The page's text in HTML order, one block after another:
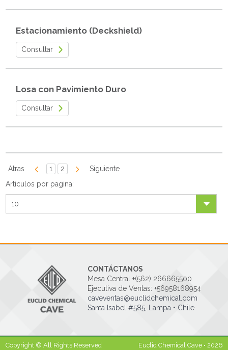
Estacionamiento (Deckshield)
Consultar
Losa con Pavimiento Duro
Consultar
Atras 1 2
Siguiente
Articulos por pagina:
10
CONTÁCTANOS
Mesa Central +(562) 266665500
Ejecutiva de Ventas: +56958168954
caveventas@euclidchemical.com
Santa Isabel #585, Lampa • Chile
Copyright © All Rights Reserved Euclid Chemical Cave • 2026